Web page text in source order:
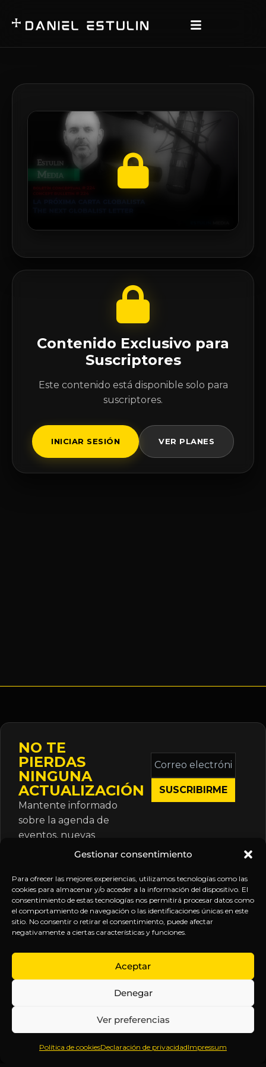
Gestionar consentimiento
Para ofrecer las mejores experiencias, utilizamos tecnologías como las
cookies para almacenar y/o acceder a la información del dispositivo. El
consentimiento de estas tecnologías nos permitirá procesar datos como
el comportamiento de navegación o las identificaciones únicas en este
sitio. No consentir o retirar el consentimiento, puede afectar
negativamente a ciertas características y funciones.
Aceptar
Denegar
Ver preferencias
Política de cookiesDeclaración de privacidadImpressum
Contenido Exclusivo para
Suscriptores
Este contenido está disponible solo para
suscriptores.
INICIAR SESIÓN VER PLANES
NO TE
PIERDAS
NINGUNA
ACTUALIZACIÓN
Mantente informado
sobre la agenda de
eventos, nuevas
publicaciones y
suscripción.
Correo
electrónico
*
Inteligencia
Anticipándonos
EXPLORA
Inicio
Sobre
Contenido
Webinars
LEGAL
Política
de
Términos y
Aviso
SÍGUENOS